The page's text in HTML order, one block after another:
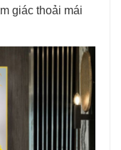
giác thoải mái